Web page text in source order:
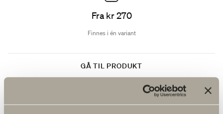
Fra kr 270
Finnes i én variant
GÅ TIL PRODUKT
Firekrok O04